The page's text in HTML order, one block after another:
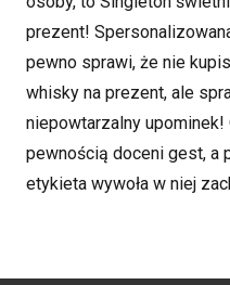
prezent!
pewno sprawi, że nie
whisky na prezent, ale
niepowtarzalny
pewnością doceni gest, a
etykieta wywoła w niej